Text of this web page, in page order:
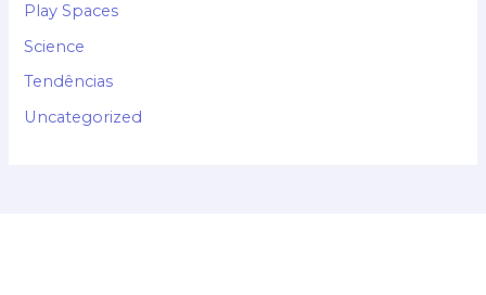
Play Spaces
Science
Tendências
Uncategorized